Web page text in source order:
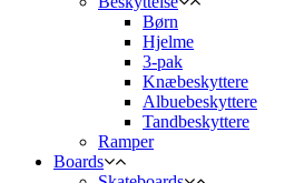
Børn
Hjelme
3-pak
Knæbeskyttere
Albuebeskyttere
Tandbeskyttere
Ramper
Boards